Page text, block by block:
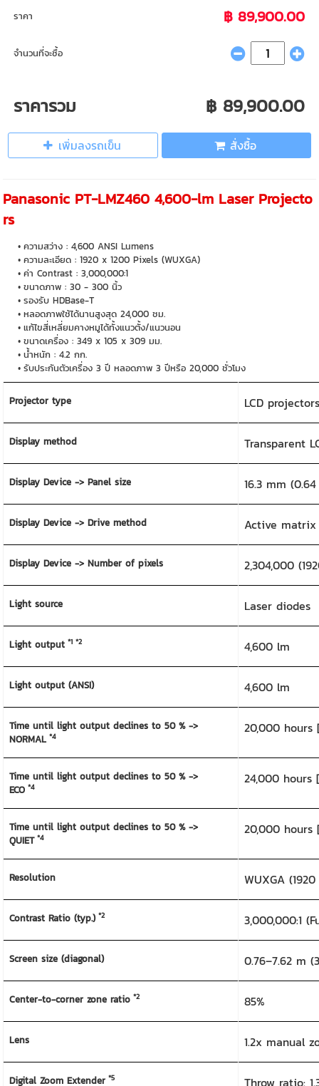
ราคา ฿ 89,900.00
จำนวนที่จะซื้อ
ราคารวม ฿ 89,900.00
เพิ่มลงรถเข็น สั่งซื้อ
Panasonic PT-LMZ460 4,600-lm Laser Projecto
rs
ความสว่าง : 4,600 ANSI Lumens
ความละเอียด : 1920 x 1200 Pixels (WUXGA)
ค่า Contrast : 3,000,000:1
ขนาดภาพ : 30 - 300 นิ้ว
รองรับ HDBase-T
หลอดภาพใช้ได้นานสูงสุด 24,000 ชม.
แก้ไขสี่เหลี่ยมคางหมูได้ทั้งแนวตั้ง/แนวนอน
ขนาดเครื่อง : 349 x 105 x 309 มม.
น้ำหนัก : 4.2 กก.
รับประกันตัวเครื่อง 3 ปี หลอดภาพ 3 ปีหรือ 20,000 ชั่วโมง
Projector type LCD
Display method Transparent
Display Device -> Panel size 16.3 mm
Display Device -> Drive method Active
Display Device -> Number of pixels 2,304,000
Light source Laser diodes
Light output *1 *2 4,600 lm
Light output (ANSI) 4,600 lm
Time until light output declines to 50 % ->
NORMAL *4
20,000 hours
Time until light output declines to 50 % ->
ECO *4
24,000 hours
Time until light output declines to 50 % ->
QUIET*4
20,000 hours
Resolution WUXGA
Contrast Ratio (typ.)*2 3,000,000:1
Screen size (diagonal) 0.76–7.62 m
Center-to-corner zone ratio *2 85%
Lens 1.2x manual
Digital Zoom Extender *5 Throw ratio: